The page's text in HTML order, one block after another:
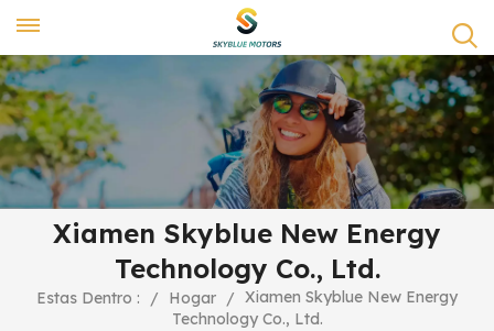
Xiamen Skyblue New Energy
Technology Co., Ltd.
Estas Dentro : / Hogar / Xiamen Skyblue New Energy
Technology Co., Ltd.